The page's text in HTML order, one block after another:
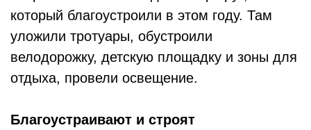
который благоустроили в этом году. Там
уложили тротуары, обустроили
велодорожку, детскую площадку и зоны для
отдыха, провели освещение.
Благоустраивают и строят